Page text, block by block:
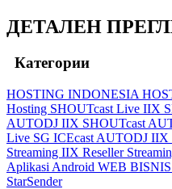
ДЕТАЛЕН
Категории
HOSTING INDONESIA
Hosting SHOUTcast Live IIX
AUTODJ IIX SHOUTcast
Live SG ICEcast AUTODJ IIX
Streaming IIX Reseller
Aplikasi Android WEB
StarSender